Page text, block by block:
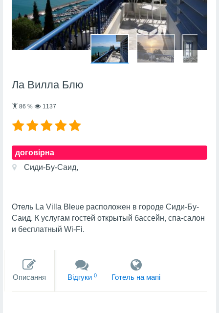
Ла Вилла Блю
86 % 1137
договірна
Сиди-Бу-Саид,
Отель La Villa Bleue расположен в городе Сиди-Бу-
Саид. К услугам гостей открытый бассейн, спа-салон
и бесплатный Wi-Fi.
Описання Вiдгуки 0 Готель на мапi